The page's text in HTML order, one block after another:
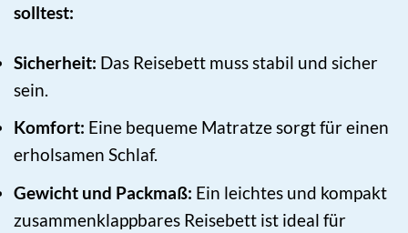
solltest:
Sicherheit: Das Reisebett muss stabil und sicher
sein.
Komfort: Eine bequeme Matratze sorgt für einen
erholsamen Schlaf.
Gewicht und Packmaß: Ein leichtes und kompakt
zusammenklappbares Reisebett ist ideal für